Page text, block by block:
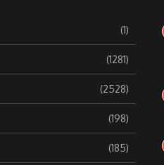
(1)
(1281)
(2528)
(198)
(185)